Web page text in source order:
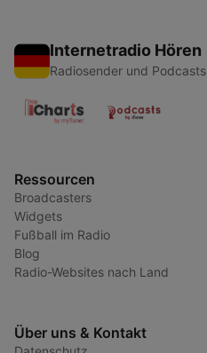
Internetradio Hören
Radiosender und Podcasts
Ressourcen
Broadcasters
Widgets
Fußball im Radio
Blog
Radio-Websites nach Land
Über uns & Kontakt